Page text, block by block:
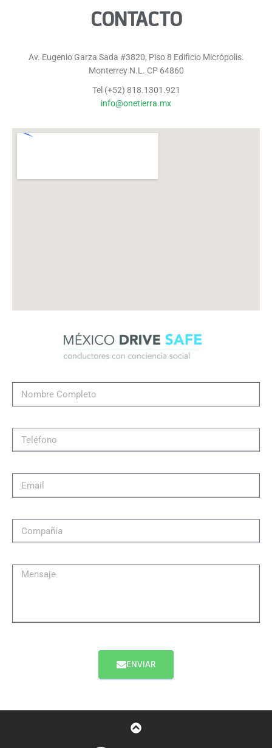
CONTACTO
Av. Eugenio Garza Sada #3820, Piso 8 Edificio Micrópolis.
Monterrey N.L. CP 64860
Tel (+52) 818.1301.921
info@onetierra.mx
ENVIAR